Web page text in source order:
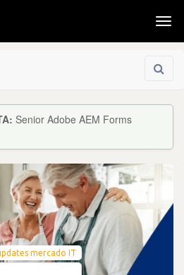
Senior Adobe AEM Forms
mercado IT